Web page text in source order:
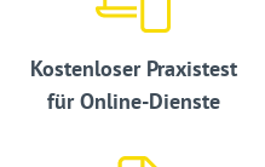
Kostenloser Praxistest
für Online-Dienste